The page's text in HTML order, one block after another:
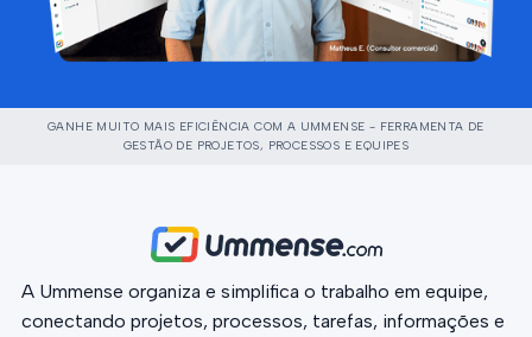
GANHE MUITO MAIS EFICIÊNCIA COM A UMMENSE - FERRAMENTA DE
GESTÃO DE PROJETOS, PROCESSOS E EQUIPES
A Ummense organiza e simplifica o trabalho em equipe,
conectando projetos, processos, tarefas, informações e